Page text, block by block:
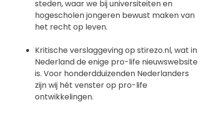
steden, waar we bij universiteiten en
hogescholen jongeren bewust maken van
het recht op leven.
Kritische verslaggeving op stirezo.nl, wat in
Nederland de enige pro-life nieuwswebsite
is. Voor honderdduizenden Nederlanders
zijn wij hét venster op pro-life
ontwikkelingen.